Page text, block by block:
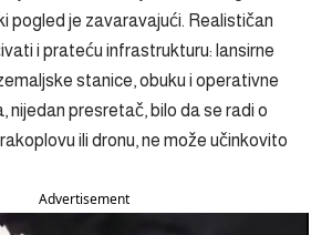
pogled je zavaravajući. Realističan
​​i prateću infrastrukturu: lansirne
stanice, obuku i operativne
nijedan presretač, bilo da se radi o
ili dronu, ne može učinkovito
Advertisement